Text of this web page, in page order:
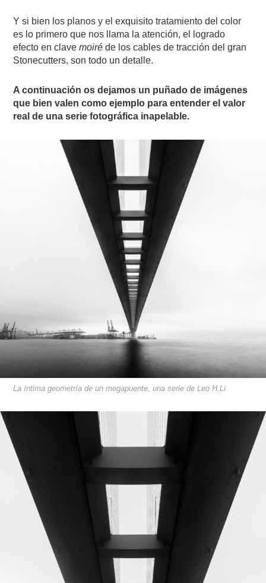
Y si bien los planos y el exquisito tratamiento del color
es lo primero que nos llama la atención, el logrado
efecto en clave moiré de los cables de tracción del gran
Stonecutters, son todo un detalle.
A continuación os dejamos un puñado de imágenes
que bien valen como ejemplo para entender el valor
real de una serie fotográfica inapelable.
La íntima geometría de un megapuente, una serie de Leo H.Li